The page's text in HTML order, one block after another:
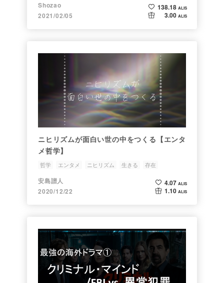
Shozao
2021/02/05
138.18 ALIS
3.00 ALIS
ニヒリズムが面白い世の中をつくる【エンタ
メ哲学】
哲学 エンタメ ニヒリズム 生きる 存在
安島譜人
2020/12/22
4.07 ALIS
1.10 ALIS